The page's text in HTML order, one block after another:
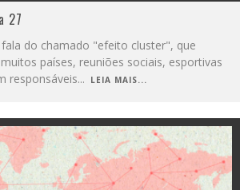
27
do chamado "efeito cluster", que
países, reuniões sociais, esportivas
responsáveis... LEIA MAIS...